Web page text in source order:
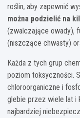
roślin, aby zapewnić
można podzielić na
(zwalczające owady),
(niszczące chwasty)
Każda z tych grup
poziom toksyczności.
chloroorganiczne i
glebie przez wiele lat i
najbardziej